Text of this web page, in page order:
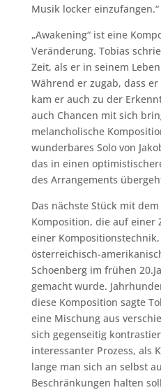
Musik locker einzufangen.“
„Awakening“ ist eine
Veränderung. Tobias
Zeit, als er in seinem
Während er zugab, dass
kam er auch zu der
auch Chancen mit sich
melancholische
wunderbares Solo von
das in einen
des Arrangements
Das nächste Stück mit
Komposition, die auf einer
einer
österreichisch-
Schoenberg im frühen
gemacht wurde.
diese Komposition sagte
eine Mischung aus
sich gegenseitig
interessanter Prozess, als
lange man sich an selbst
Beschränkungen halten